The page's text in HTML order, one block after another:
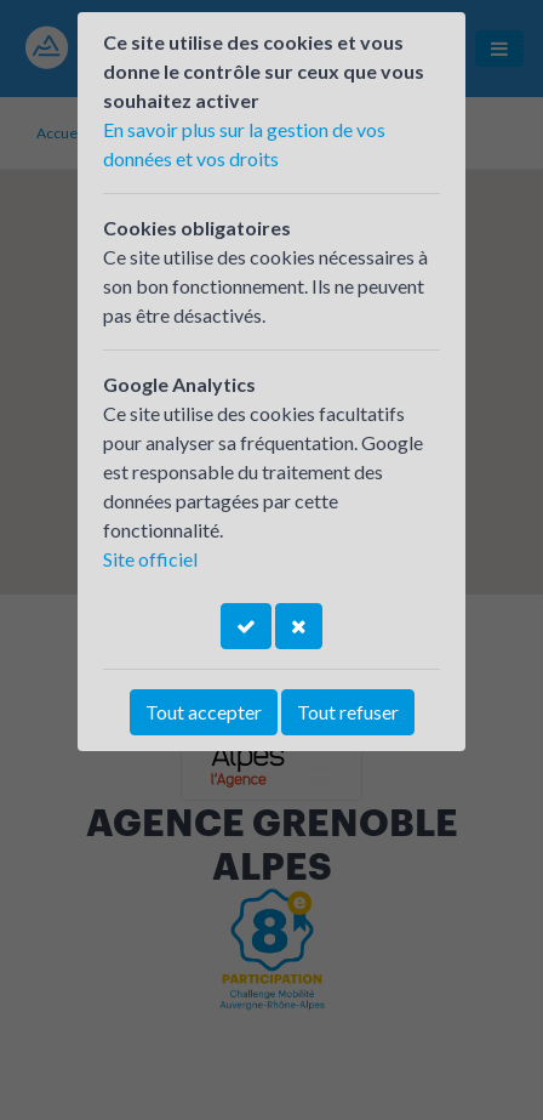
Accueil Établissements inscrits AGENCE GRENOBLE ALPES
AGENCE GRENOBLE
ALPES
Ce site utilise des cookies et vous
donne le contrôle sur ceux que vous
souhaitez activer
En savoir plus sur la gestion de vos
données et vos droits
Cookies obligatoires
Ce site utilise des cookies nécessaires à
son bon fonctionnement. Ils ne peuvent
pas être désactivés.
Google Analytics
Ce site utilise des cookies facultatifs
pour analyser sa fréquentation. Google
est responsable du traitement des
données partagées par cette
fonctionnalité.
Site officiel
Tout accepter Tout refuser